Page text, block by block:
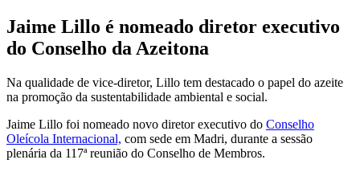
Jaime Lillo é nomeado diretor executivo
do Conselho da Azeitona
Na qualidade de vice-diretor, Lillo tem destacado o papel do azeite
na promoção da sustentabilidade ambiental e social.
Jaime Lillo foi nomeado novo diretor executivo do Conselho
Oleícola Internacional, com sede em Madri, durante a sessão
plenária da 117ª reunião do Conselho de Membros.